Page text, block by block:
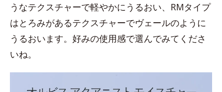
うなテクスチャーで軽やかにうるおい、RMタイプ
はとろみがあるテクスチャーでヴェールのように
うるおいます。好みの使用感で選んでみてくださ
いね。